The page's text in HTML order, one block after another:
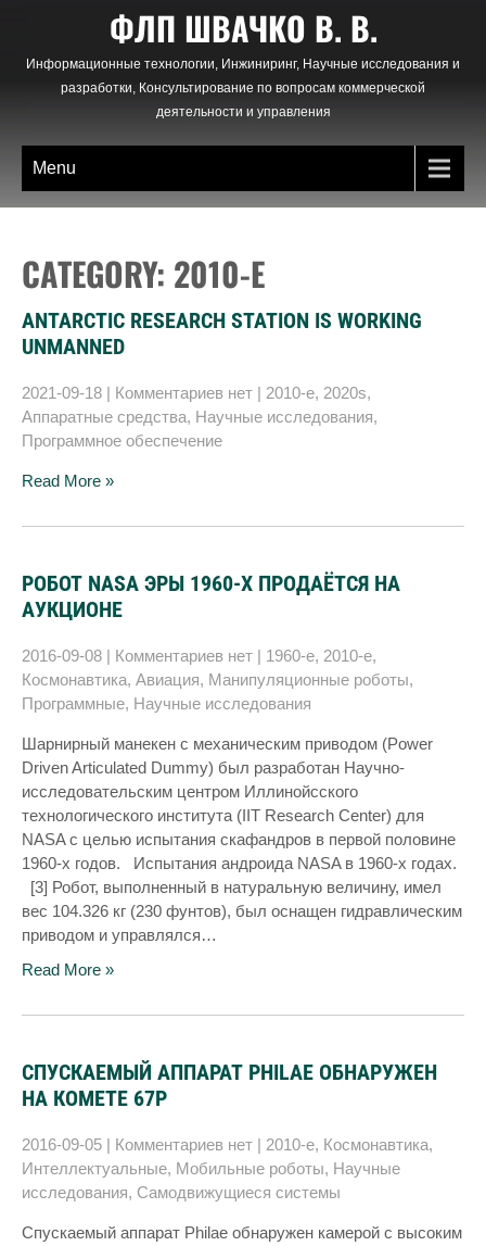
content
ФЛП ШВАЧКО В. В.
Информационные технологии, Инжиниринг, Научные исследования и
разработки, Консультирование по вопросам коммерческой
деятельности и управления
Menu
CATEGORY: 2010-Е
ANTARCTIC RESEARCH STATION IS WORKING
UNMANNED
2021-09-18 | Комментариев нет | 2010-е, 2020s,
Аппаратные средства, Научные исследования,
Программное обеспечение
Read More »
РОБОТ NASA ЭРЫ 1960-Х ПРОДАЁТСЯ НА
АУКЦИОНЕ
2016-09-08 | Комментариев нет | 1960-е, 2010-е,
Космонавтика, Авиация, Манипуляционные роботы,
Программные, Научные исследования
Шарнирный манекен с механическим приводом (Power
Driven Articulated Dummy) был разработан Научно-
исследовательским центром Иллинойсского
технологического института (IIT Research Center) для
NASA с целью испытания скафандров в первой половине
1960-х годов. Испытания андроида NASA в 1960-х годах.
[3] Робот, выполненный в натуральную величину, имел
вес 104.326 кг (230 фунтов), был оснащен гидравлическим
приводом и управлялся…
Read More »
СПУСКАЕМЫЙ АППАРАТ PHILAE ОБНАРУЖЕН
НА КОМЕТЕ 67P
2016-09-05 | Комментариев нет | 2010-е, Космонавтика,
Интеллектуальные, Мобильные роботы, Научные
исследования, Самодвижущиеся системы
Спускаемый аппарат Philae обнаружен камерой с высоким